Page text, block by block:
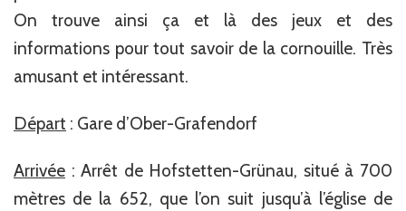
On trouve ainsi ça et là des jeux et des
informations pour tout savoir de la cornouille. Très
amusant et intéressant.
Départ : Gare d’Ober-Grafendorf
Arrivée : Arrêt de Hofstetten-Grünau, situé à 700
mètres de la 652, que l’on suit jusqu’à l’église de